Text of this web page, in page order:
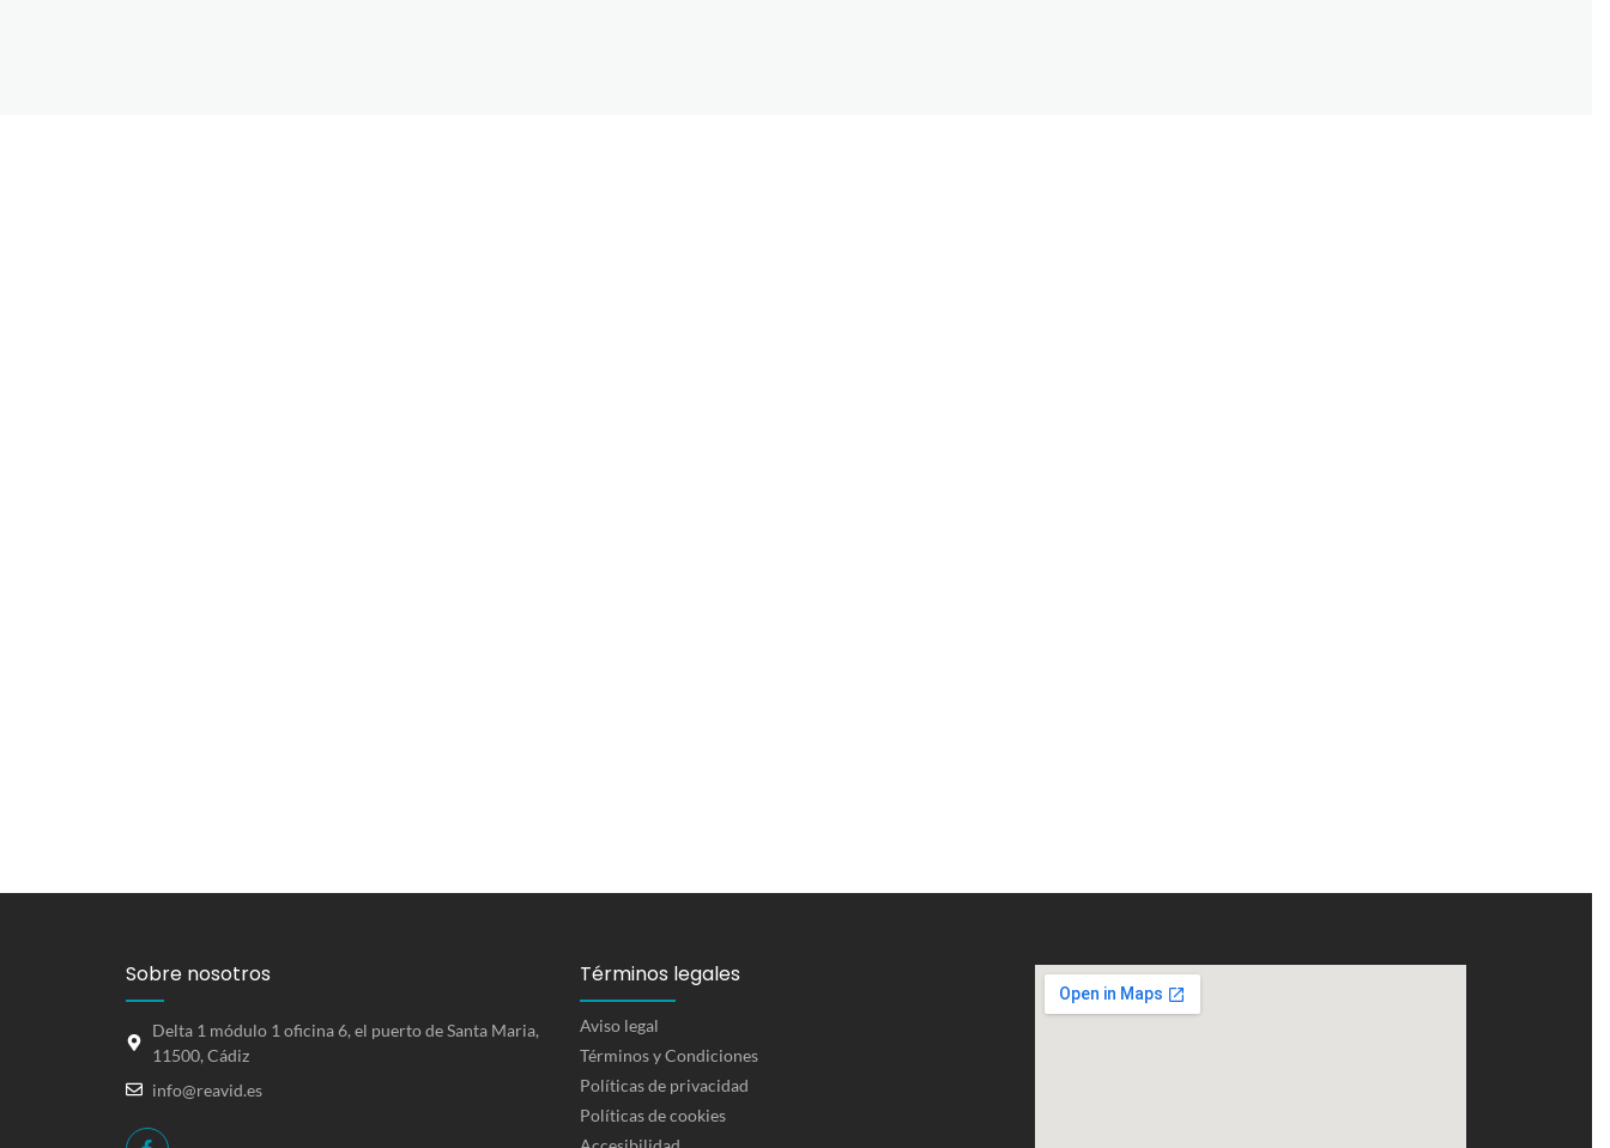
Sobre nosotros
Delta 1 módulo 1 oficina 6, el puerto de Santa Maria,
11500, Cádiz
info@reavid.es
Términos legales
Aviso legal
Términos y Condiciones
Políticas de privacidad
Políticas de cookies